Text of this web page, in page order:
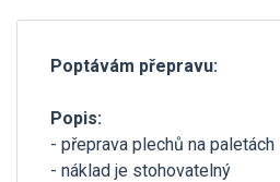
Poptávám přepravu:
Popis:
- přeprava plechů na paletách
- náklad je stohovatelný